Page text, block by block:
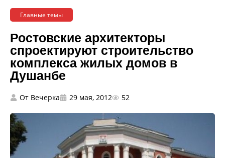
Главные темы
Ростовские архитекторы
спроектируют строительство
комплекса жилых домов в
Душанбе
От Вечерка 29 мая, 2012 52